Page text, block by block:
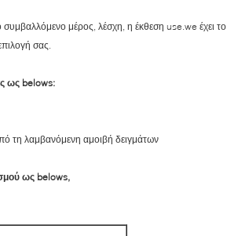
μέρος, λέσχη, η έκθεση use.we έχει το
σας.
ως belows:
τη λαμβανόμενη αμοιβή δειγμάτων
ως belows,